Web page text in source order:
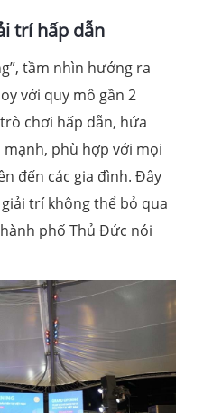
tríhấp dẫn
tầm nhìn hướng ra
với quy mô gần 2
chơi hấp dẫn, hứa
phù hợp với mọi
đến các gia đình. Đây
trí không thể bỏ qua
phố Thủ Đức nói